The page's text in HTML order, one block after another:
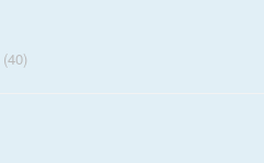
(40)